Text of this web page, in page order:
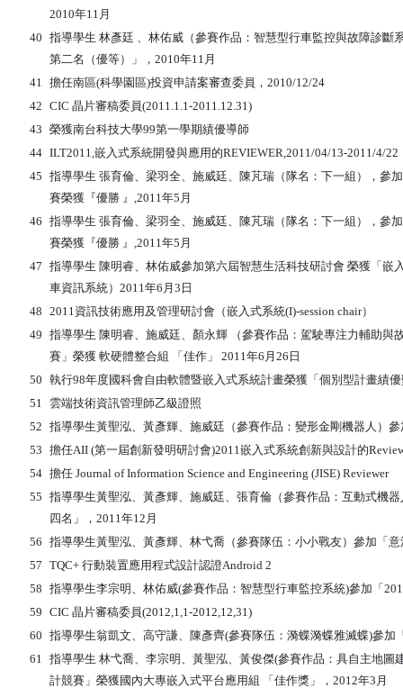
2010年11月
40 指導學生 林彥廷 、林佑威（參賽作品：智慧型行車監控與故障診
第二名（優等）」，2010年11月
41 擔任南區(科學園區)投資申請案審查委員，2010/12/24
42 CIC 晶片審稿委員(2011.1.1-2011.12.31)
43 榮獲南台科技大學99第一學期績優導師
44 ILT2011,嵌入式系統開發與應用的REVIEWER,2011/04/13-2011/4/22
45 指導學生 張育倫、梁羽全、施威廷、陳芃瑞（隊名：下一組），參
賽榮獲『優勝 』,2011年5月
46 指導學生 張育倫、梁羽全、施威廷、陳芃瑞（隊名：下一組），參
賽榮獲『優勝 』,2011年5月
47 指導學生 陳明睿、林佑威參加第六屆智慧生活科技研討會 榮獲「
車資訊系統）2011年6月3日
48 2011資訊技術應用及管理研討會（嵌入式系統(I)-session chair）
49 指導學生 陳明睿、施威廷、顏永輝 （參賽作品：駕駛專注力輔助
賽」榮獲 軟硬體整合組 「佳作」 2011年6月26日
50 執行98年度國科會自由軟體暨嵌入式系統計畫榮獲「個別型計畫績
51
雲端技術資訊管理師乙級證照
52 指導學生黃聖泓、黃彥輝、施威廷（參賽作品：變形金剛機器人）
53 擔任AII (第一屆創新發明研討會)2011嵌入式系統創新與設計的
54 擔任 Journal of Information Science and Engineering (JISE) Reviewer
55 指導學生黃聖泓、黃彥輝、施威廷、張育倫（參賽作品：互動式機
四名」，2011年12月
56 指導學生黃聖泓、黃彥輝、林弋喬（參賽隊伍：小小戰友）參加「
57 TQC+ 行動裝置應用程式設計認證Android 2
58 指導學生李宗明、林佑威(參賽作品：智慧型行車監控系統)參加「
59 CIC 晶片審稿委員(2012,1,1-2012,12,31)
60 指導學生翁凱文、高守謙、陳彥齊(參賽隊伍：漪蝶漪蝶雅滅蝶)參加
61 指導學生 林弋喬、李宗明、黃聖泓、黃俊傑(參賽作品：具自主地
計競賽」榮獲國內大專嵌入式平台應用組 「佳作獎」，2012年3月